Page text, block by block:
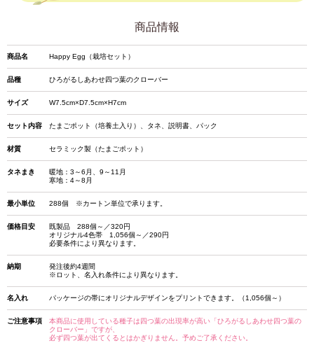
商品情報
商品名 Happy Egg（栽培セット）
品種 ひろがるしあわせ四つ葉のクローバー
サイズ W7.5cm×D7.5cm×H7cm
セット内容 たまごポット（培養土入り）、タネ、説明書、パック
材質 セラミック製（たまごポット）
タネまき
暖地：3～6月、9～11月
寒地：4～8月
最小単位 288個 ※カートン単位で承ります。
価格目安
既製品 288個～／320円
オリジナル4色帯 1,056個～／290円
必要条件により異なります。
納期
発注後約4週間
※ロット、名入れ条件により異なります。
名入れ パッケージの帯にオリジナルデザインをプリントできます。（1,056個～）
ご注意事項
本商品に使用している種子は四つ葉の出現率が高い「ひろがるしあわせ四つ葉の
クローバー」ですが、
必ず四つ葉が出てくるとはかぎりません。予めご了承ください。